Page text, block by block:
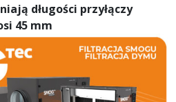
długości przyłączy
45 mm